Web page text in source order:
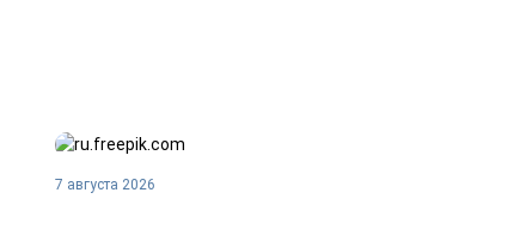
7 августа 2026